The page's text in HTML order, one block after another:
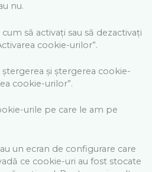
nu.
să activați sau să dezactivați
cookie-urilor”.
și ștergerea cookie-
cookie-urilor”.
urile pe care le am pe
un ecran de configurare care
ce cookie-uri au fost stocate